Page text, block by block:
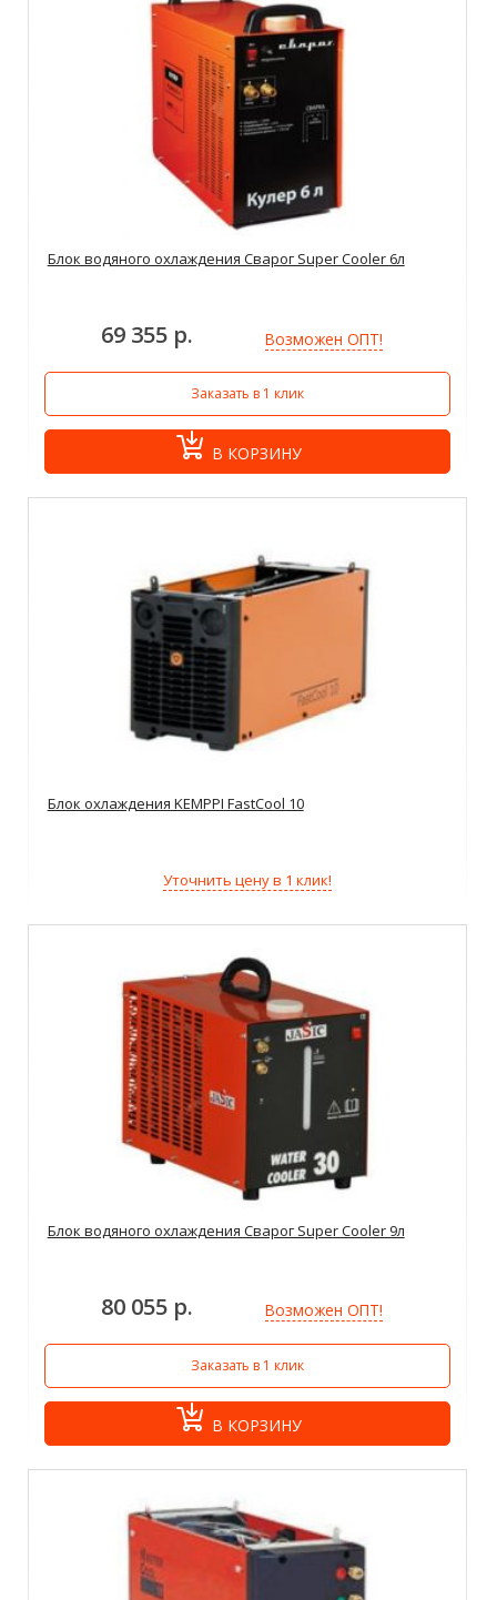
Блок водяного охлаждения Сварог Super Cooler 6л
69 355 р. Возможен ОПТ!
Заказать в 1 клик
В КОРЗИНУ
Блок охлаждения KEMPPI FastCool 10
Уточнить цену в 1 клик!
Блок водяного охлаждения Сварог Super Cooler 9л
80 055 р. Возможен ОПТ!
Заказать в 1 клик
В КОРЗИНУ